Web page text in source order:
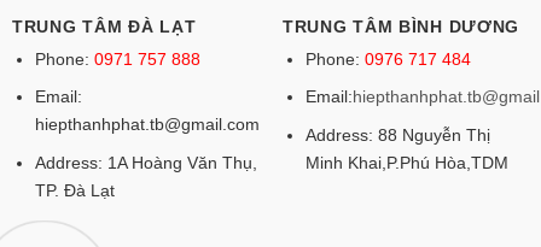
TRUNG TÂM ĐÀ LẠT
Phone: 0971 757 888
Email:
hiepthanhphat.tb@gmail.com
Address: 1A Hoàng Văn Thụ,
TP. Đà Lạt
TRUNG TÂM BÌNH DƯƠNG
Phone: 0976 717 484
Email:
Address: 88 Nguyễn Thị
Minh Khai,P.Phú Hòa,TDM